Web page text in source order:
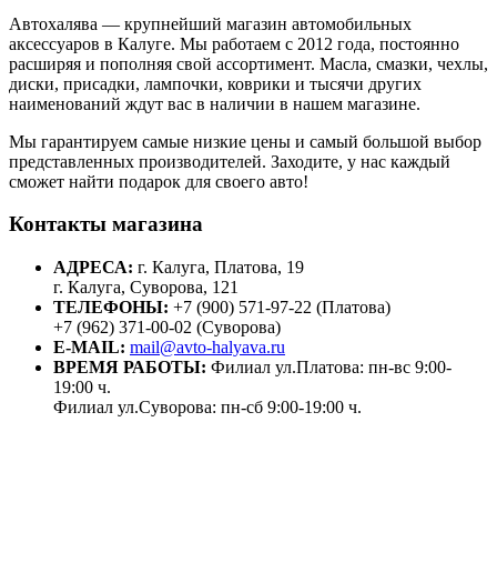
Автохалява — крупнейший магазин автомобильных
аксессуаров в Калуге. Мы работаем с 2012 года, постоянно
расширяя и пополняя свой ассортимент. Масла, смазки, чехлы,
диски, присадки, лампочки, коврики и тысячи других
наименований ждут вас в наличии в нашем магазине.
Мы гарантируем самые низкие цены и самый большой выбор
представленных производителей. Заходите, у нас каждый
сможет найти подарок для своего авто!
Контакты магазина
АДРЕСА: г. Калуга, Платова, 19
г. Калуга, Суворова, 121
ТЕЛЕФОНЫ: +7 (900) 571-97-22 (Платова)
+7 (962) 371-00-02 (Суворова)
E-MAIL: mail@avto-halyava.ru
ВРЕМЯ РАБОТЫ: Филиал ул.Платова: пн-вс 9:00-
19:00 ч.
Филиал ул.Суворова: пн-сб 9:00-19:00 ч.